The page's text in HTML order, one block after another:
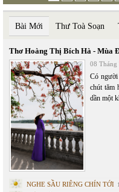
Bài Mới Thư Toà Soạn
Thơ Hoàng Thị Bích Hà - Mùa
08 Tháng
Có
chút tăm
dần một
NGHE SẦU RIÊNG CHÍN TỚI